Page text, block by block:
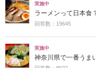
実施中
ラーメンって日本食
回答数：19645
実施中
神奈川県で一番うま